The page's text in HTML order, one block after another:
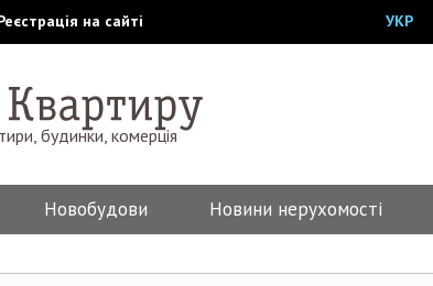
на сайті УКР
будинки, комерція
Новобудови Новини нерухомості